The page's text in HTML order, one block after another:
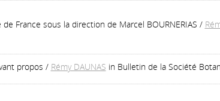
France sous la direction de Marcel BOURNERIAS /
propos / Rémy DAUNAS in Bulletin de la Société